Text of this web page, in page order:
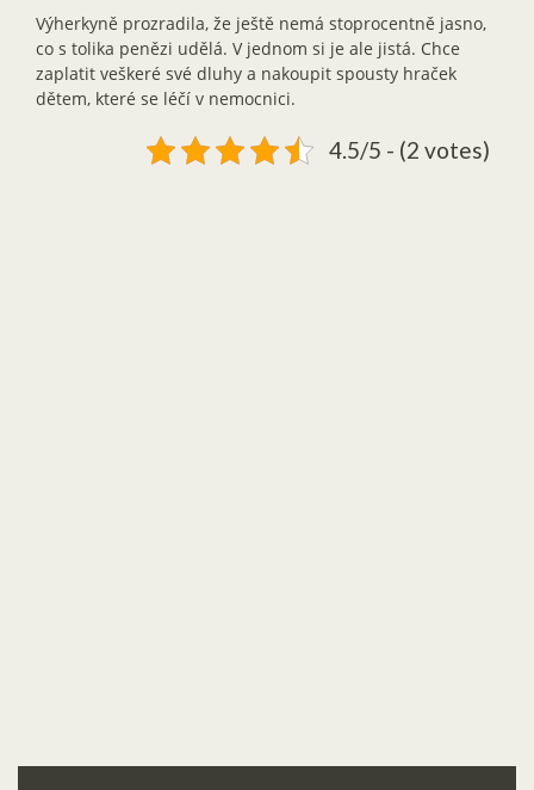
Výherkyně prozradila, že ještě nemá stoprocentně jasno,
co s tolika penězi udělá. V jednom si je ale jistá. Chce
zaplatit veškeré své dluhy a nakoupit spousty hraček
dětem, které se léčí v nemocnici.
4.5/5 - (2 votes)